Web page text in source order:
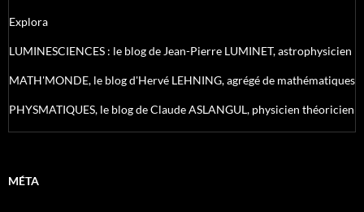
Explora
LUMINESCIENCES : le blog de Jean-Pierre LUMINET, astrophysicien
MATH'MONDE, le blog d'Hervé LEHNING, agrégé de mathématiques
PHYSMATIQUES, le blog de Claude ASLANGUL, physicien théoricien
MÉTA